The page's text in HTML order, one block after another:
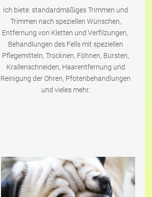
Ich biete: standardmäßiges Trimmen und
Trimmen nach speziellen Wünschen,
Entfernung von Kletten und Verfilzungen,
Behandlungen des Fells mit speziellen
Pflegemitteln, Trocknen, Föhnen, Bürsten,
Krallenschneiden, Haarentfernung und
Reinigung der Ohren, Pfotenbehandlungen
und vieles mehr.